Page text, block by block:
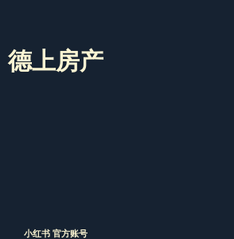
德上房产
小红书 官方账号